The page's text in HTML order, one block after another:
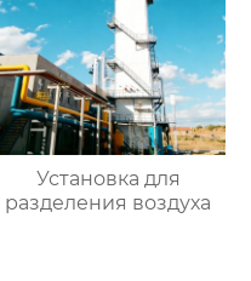
Установка для
разделения воздуха